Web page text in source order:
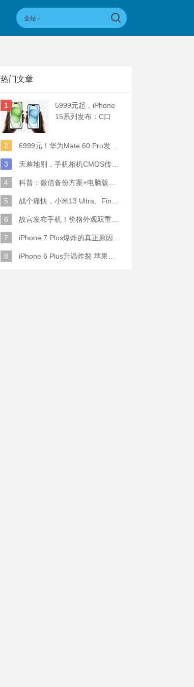
全站
热门文章
1
5999元起，iPhone
15系列发布：C口
2
6999元！华为Mate 60 Pro发布：麒麟9000S+卫星通话 (附初步跑分)
3 天差地别，手机相机CMOS传感器实际面积对比
4 科普：微信备份方案+电脑版丢失数据恢复指南
5 战个痛快，小米13 Ultra、Find X6 Pro、vivo X90 Pro+、小米12SU拍照横评
6 故宫发布手机！价格外观双重逆天！
7 iPhone 7 Plus爆炸的真正原因原来是这样
8 iPhone 6 Plus升温炸裂 苹果赔了一部全新的